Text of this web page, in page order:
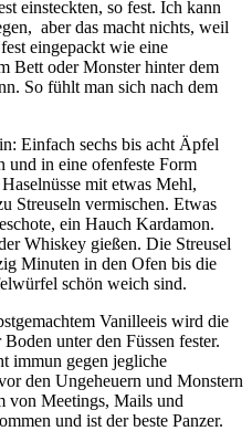
einsteckten, so fest. Ich kann
aber das macht nichts, weil
eingepackt wie eine
Bett oder Monster hinter dem
So fühlt man sich nach dem
Einfach sechs bis acht Äpfel
und in eine ofenfeste Form
mit etwas Mehl,
Streuseln vermischen. Etwas
ein Hauch Kardamon.
Whiskey gießen. Die Streusel
Minuten in den Ofen bis die
schön weich sind.
Vanilleeis wird die
unter den Füssen fester.
immun gegen jegliche
den Ungeheuern und Monstern
von Meetings, Mails und
und ist der beste Panzer.